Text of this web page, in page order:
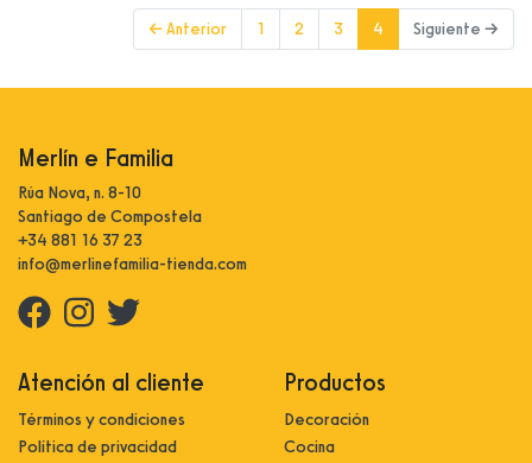
← Anterior 1 2 3 4 (current)
Siguiente →
Merlín e Familia
Rúa Nova, n. 8-10
Santiago de Compostela
+34 881 16 37 23
info@merlinefamilia-tienda.com
Atención al cliente
Términos y condiciones
Política de privacidad
Productos
Decoración
Cocina